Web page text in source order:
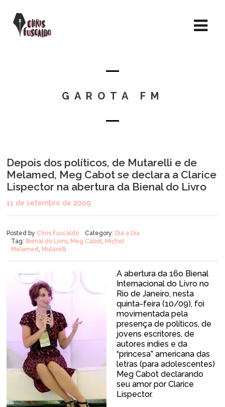
GAROTA FM
Depois dos políticos, de Mutarelli e de
Melamed, Meg Cabot se declara a Clarice
Lispector na abertura da Bienal do Livro
11 de setembro de 2009
Posted by Chris Fuscaldo Category: Dia a Dia
Tag: Bienal do Livro, Meg Cabot, Michel
Melamed, Mutarelli
A abertura da 16o Bienal
Internacional do Livro no
Rio de Janeiro, nesta
quinta-feira (10/09), foi
movimentada pela
presença de políticos, de
jovens escritores, de
autores indies e da
“princesa” americana das
letras (para adolescentes)
Meg Cabot declarando
seu amor por Clarice
Lispector.